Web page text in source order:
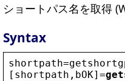
ショートパス名を取得
Syntax
shortpath=
[ shortpath , bOK]=